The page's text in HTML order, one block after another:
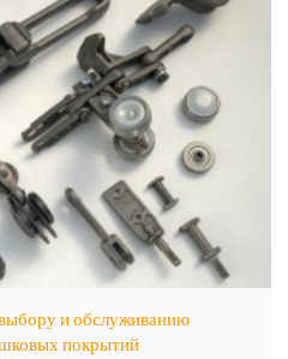
и обслуживанию
покрытий